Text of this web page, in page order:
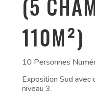
(5
110M²)
10 Personnes
Exposition Sud avec
niveau 3.